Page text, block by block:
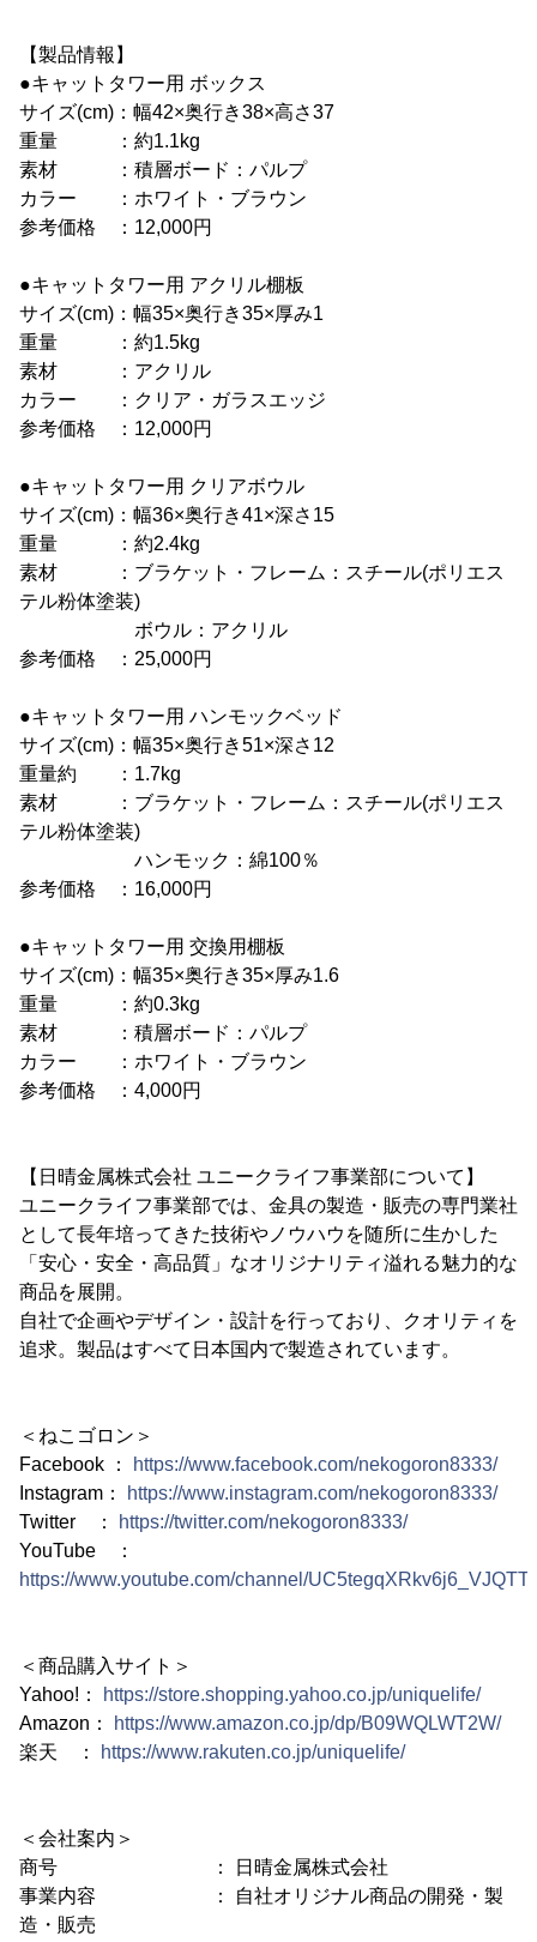
【製品情報】
●キャットタワー用 ボックス
サイズ(cm)：幅42×奥行き38×高さ37
重量 ：約1.1kg
素材 ：積層ボード：パルプ
カラー ：ホワイト・ブラウン
参考価格 ：12,000円
●キャットタワー用 アクリル棚板
サイズ(cm)：幅35×奥行き35×厚み1
重量 ：約1.5kg
素材 ：アクリル
カラー ：クリア・ガラスエッジ
参考価格 ：12,000円
●キャットタワー用 クリアボウル
サイズ(cm)：幅36×奥行き41×深さ15
重量 ：約2.4kg
素材 ：ブラケット・フレーム：スチール(ポリエス
テル粉体塗装)
ボウル：アクリル
参考価格 ：25,000円
●キャットタワー用 ハンモックベッド
サイズ(cm)：幅35×奥行き51×深さ12
重量約 ：1.7kg
素材 ：ブラケット・フレーム：スチール(ポリエス
テル粉体塗装)
ハンモック：綿100％
参考価格 ：16,000円
●キャットタワー用 交換用棚板
サイズ(cm)：幅35×奥行き35×厚み1.6
重量 ：約0.3kg
素材 ：積層ボード：パルプ
カラー ：ホワイト・ブラウン
参考価格 ：4,000円
【日晴金属株式会社 ユニークライフ事業部について】
ユニークライフ事業部では、金具の製造・販売の専門業社
として長年培ってきた技術やノウハウを随所に生かした
「安心・安全・高品質」なオリジナリティ溢れる魅力的な
商品を展開。
自社で企画やデザイン・設計を行っており、クオリティを
追求。製品はすべて日本国内で製造されています。
＜ねこゴロン＞
Facebook ：
https://www.facebook.com/nekogoron8333/
Instagram：
https://www.instagram.com/nekogoron8333/
Twitter ：
https://twitter.com/nekogoron8333/
YouTube ：
https://www.youtube.com/channel/
＜商品購入サイト＞
Yahoo!：
https://store.shopping.yahoo.co.jp/uniquelife/
Amazon：
https://www.amazon.co.jp/dp/B09WQLWT2W/
楽天 ：
https://www.rakuten.co.jp/uniquelife/
＜会社案内＞
商号 ： 日晴金属株式会社
事業内容 ： 自社オリジナル商品の開発・製
造・販売